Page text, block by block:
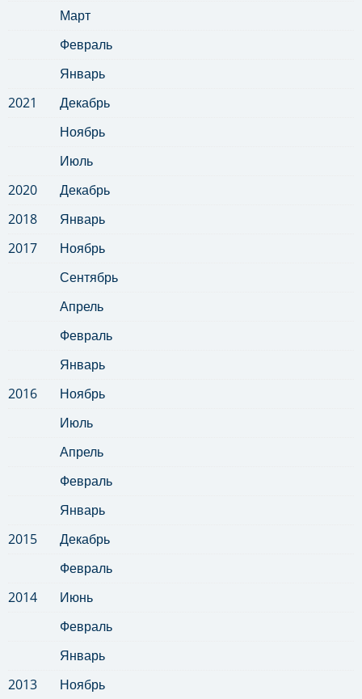
Март
Февраль
Январь
2021
Декабрь
Ноябрь
Июль
2020
Декабрь
2018
Январь
2017
Ноябрь
Сентябрь
Апрель
Февраль
Январь
2016
Ноябрь
Июль
Апрель
Февраль
Январь
2015
Декабрь
Февраль
2014
Июнь
Февраль
Январь
2013
Ноябрь